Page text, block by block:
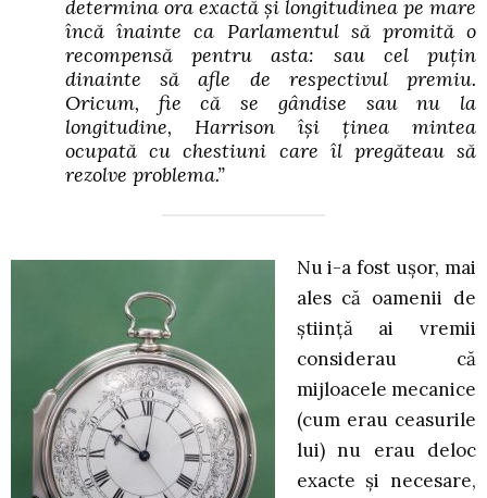
determina ora exactă și longitudinea pe mare
încă înainte ca Parlamentul să promită o
recompensă pentru asta: sau cel puțin
dinainte să afle de respectivul premiu.
Oricum, fie că se gândise sau nu la
longitudine, Harrison își ținea mintea
ocupată cu chestiuni care îl pregăteau să
rezolve problema.”
Nu i-a fost ușor, mai
ales că oamenii de
știință ai vremii
considerau că
mijloacele mecanice
(cum erau ceasurile
lui) nu erau deloc
exacte și necesare,